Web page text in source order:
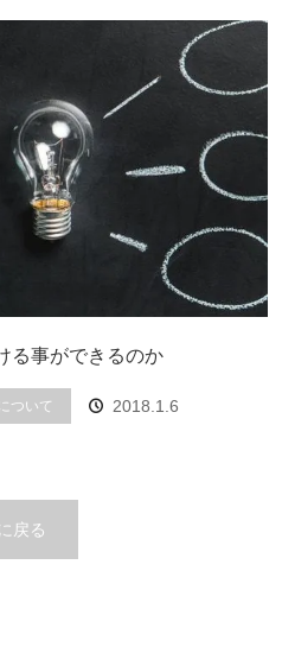
る事ができるのか
ついて 2018.1.6
戻る